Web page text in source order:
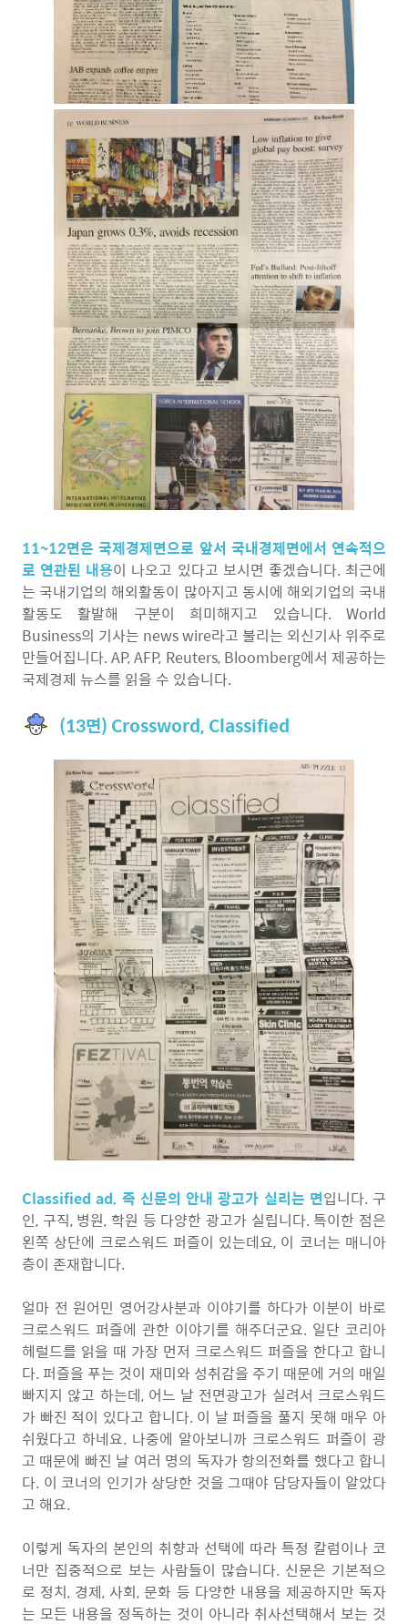
11~12면은 국제경제면으로 앞서 국내경제면에서 연속적으
로 연관된 내용이 나오고 있다고 보시면 좋겠습니다. 최근에
는 국내기업의 해외활동이 많아지고 동시에 해외기업의 국내
활동도 활발해 구분이 희미해지고 있습니다. World
Business의 기사는 news wire라고 불리는 외신기사 위주로
만들어집니다. AP, AFP, Reuters, Bloomberg에서 제공하는
국제경제 뉴스를 읽을 수 있습니다.
(13면) Crossword, Classified
Classified ad, 즉 신문의 안내 광고가 실리는 면입니다. 구
인, 구직, 병원, 학원 등 다양한 광고가 실립니다. 특이한 점은
왼쪽 상단에 크로스워드 퍼즐이 있는데요, 이 코너는 매니아
층이 존재합니다.
얼마 전 원어민 영어강사분과 이야기를 하다가 이분이 바로
크로스워드 퍼즐에 관한 이야기를 해주더군요. 일단 코리아
헤럴드를 읽을 때 가장 먼저 크로스워드 퍼즐을 한다고 합니
다. 퍼즐을 푸는 것이 재미와 성취감을 주기 때문에 거의 매일
빠지지 않고 하는데, 어느 날 전면광고가 실려서 크로스워드
가 빠진 적이 있다고 합니다. 이 날 퍼즐을 풀지 못해 매우 아
쉬웠다고 하네요. 나중에 알아보니까 크로스워드 퍼즐이 광
고 때문에 빠진 날 여러 명의 독자가 항의전화를 했다고 합니
다. 이 코너의 인기가 상당한 것을 그때야 담당자들이 알았다
고 해요.
이렇게 독자의 본인의 취향과 선택에 따라 특정 칼럼이나 코
너만 집중적으로 보는 사람들이 많습니다. 신문은 기본적으
로 정치, 경제, 사회, 문화 등 다양한 내용을 제공하지만 독자
는 모든 내용을 정독하는 것이 아니라 취사선택해서 보는 것